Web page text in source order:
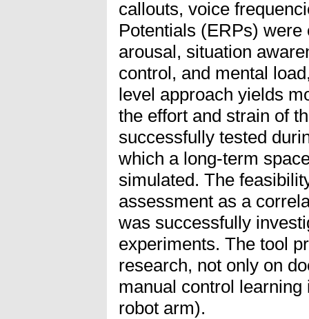
callouts, voice
Potentials (ERPs)
arousal, situation
control, and mental
level approach yields
the effort and strain of
successfully tested
which a long-term
simulated. The
assessment as a
was successfully
experiments. The tool
research, not only on
manual control
robot arm).